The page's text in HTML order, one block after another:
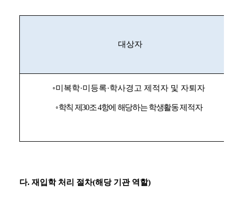
대상자
◦미복학·미등록·학사경고 제적자 및 자퇴자
◦학칙 제30조4항에 해당하는 학생활동 제적자
다. 재입학 처리 절차(해당 기관 역할)